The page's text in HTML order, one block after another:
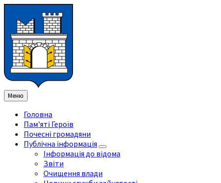
змісту
ліву
бічну
панель
праву
бічну
панель
нижнього
колонтитула
Меню
Головна
Пам'яті Героїв
Почесні громадяни
Публічна інформація
Інформація до відома
Звіти
Очищення влади